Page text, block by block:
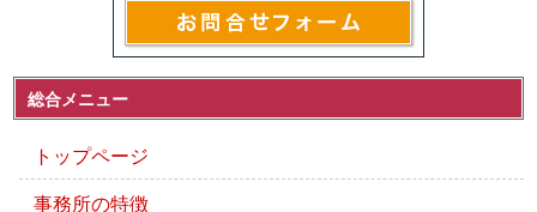
総合メニュー
トップページ
事務所の特徴